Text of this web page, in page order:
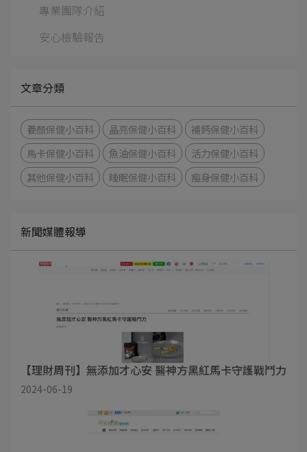
專業團隊介紹
安心檢驗報告
文章分類
養顏保健小百科 晶亮保健小百科
補鈣保健小百科
馬卡保健小百科
魚油保健小百科
活力保健小百科
其他保健小百科
睡眠保健小百科 瘦身保健小百科
新聞媒體報導
【理財周刊】無添加才心安 醫神方黑紅馬卡守護戰鬥力
2024-06-19